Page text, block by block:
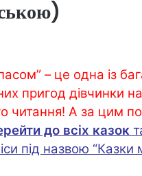
– це одна із
пригод дівчинки на
читання! А за цим
до всіх казок
під назвою “Казки